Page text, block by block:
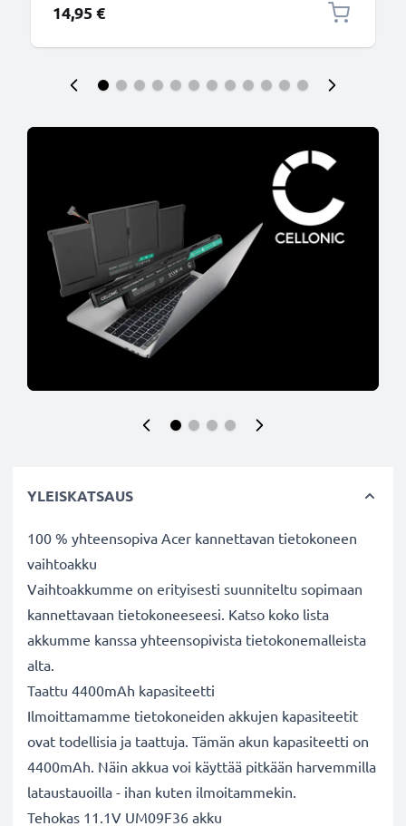
14,95 €
YLEISKATSAUS
100 % yhteensopiva Acer kannettavan tietokoneen
vaihtoakku
Vaihtoakkumme on erityisesti suunniteltu sopimaan
kannettavaan tietokoneeseesi. Katso koko lista
akkumme kanssa yhteensopivista tietokonemalleista
alta.
Taattu 4400mAh kapasiteetti
Ilmoittamamme tietokoneiden akkujen kapasiteetit
ovat todellisia ja taattuja. Tämän akun kapasiteetti on
4400mAh. Näin akkua voi käyttää pitkään harvemmilla
lataustauoilla - ihan kuten ilmoitammekin.
Tehokas 11.1V UM09F36 akku